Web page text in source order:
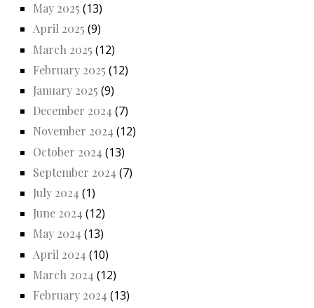
May 2025 (13)
April 2025 (9)
March 2025 (12)
February 2025 (12)
January 2025 (9)
December 2024 (7)
November 2024 (12)
October 2024 (13)
September 2024 (7)
July 2024 (1)
June 2024 (12)
May 2024 (13)
April 2024 (10)
March 2024 (12)
February 2024 (13)